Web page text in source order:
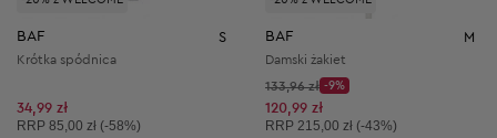
BAF S
Krótka spódnica
34,99 zł
Cena sugerowana:
RRP 85,00 zł (-58%)
BAF M
Damski żakiet
Cena początkowa:
133,96 zł
Discount Price:
-9%
Obniżona cena:
120,99 zł
Cena sugerowana:
RRP 215,00 zł (-43%)